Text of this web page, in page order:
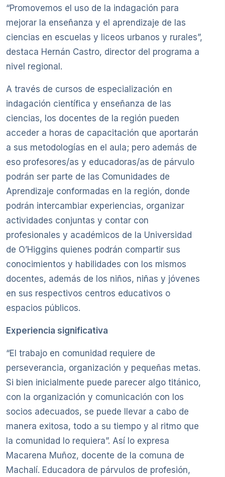
“Promovemos el uso de la indagación para
mejorar la enseñanza y el aprendizaje de las
ciencias en escuelas y liceos urbanos y rurales”,
destaca Hernán Castro, director del programa a
nivel regional.
A través de cursos de especialización en
indagación científica y enseñanza de las
ciencias, los docentes de la región pueden
acceder a horas de capacitación que aportarán
a sus metodologías en el aula; pero además de
eso profesores/as y educadoras/as de párvulo
podrán ser parte de las Comunidades de
Aprendizaje conformadas en la región, donde
podrán intercambiar experiencias, organizar
actividades conjuntas y contar con
profesionales y académicos de la Universidad
de O’Higgins quienes podrán compartir sus
conocimientos y habilidades con los mismos
docentes, además de los niños, niñas y jóvenes
en sus respectivos centros educativos o
espacios públicos.
Experiencia significativa
“El trabajo en comunidad requiere de
perseverancia, organización y pequeñas metas.
Si bien inicialmente puede parecer algo titánico,
con la organización y comunicación con los
socios adecuados, se puede llevar a cabo de
manera exitosa, todo a su tiempo y al ritmo que
la comunidad lo requiera”. Así lo expresa
Macarena Muñoz, docente de la comuna de
Machalí. Educadora de párvulos de profesión,